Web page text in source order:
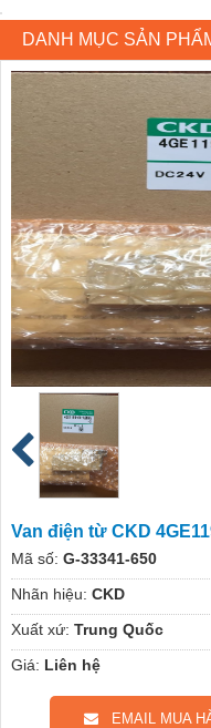
DANH MỤC SẢN
Van điện từ CKD
Mã số: G-33341-650
Nhãn hiệu: CKD
Xuất xứ: Trung Quốc
Giá: Liên hệ
EMAIL MUA